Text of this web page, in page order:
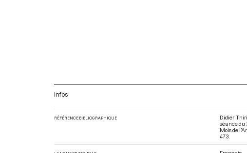
Infos
RÉFÉRENCE BIBLIOGRAPHIQUE
Didier
séance du
Mois de
473.